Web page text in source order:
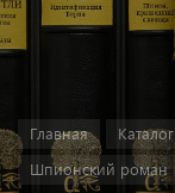
Главная Каталог
Шпионский роман